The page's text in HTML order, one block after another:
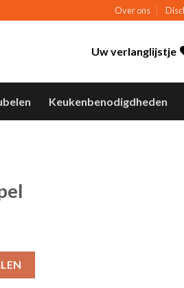
Over ons
Uw verlanglijstje
Keukenbenodigdheden